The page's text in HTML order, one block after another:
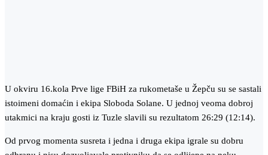
U okviru 16.kola Prve lige FBiH za rukometaše u Žepču su se sastali
istoimeni domaćin i ekipa Sloboda Solane. U jednoj veoma dobroj
utakmici na kraju gosti iz Tuzle slavili su rezultatom 26:29 (12:14).
Od prvog momenta susreta i jedna i druga ekipa igrale su dobru